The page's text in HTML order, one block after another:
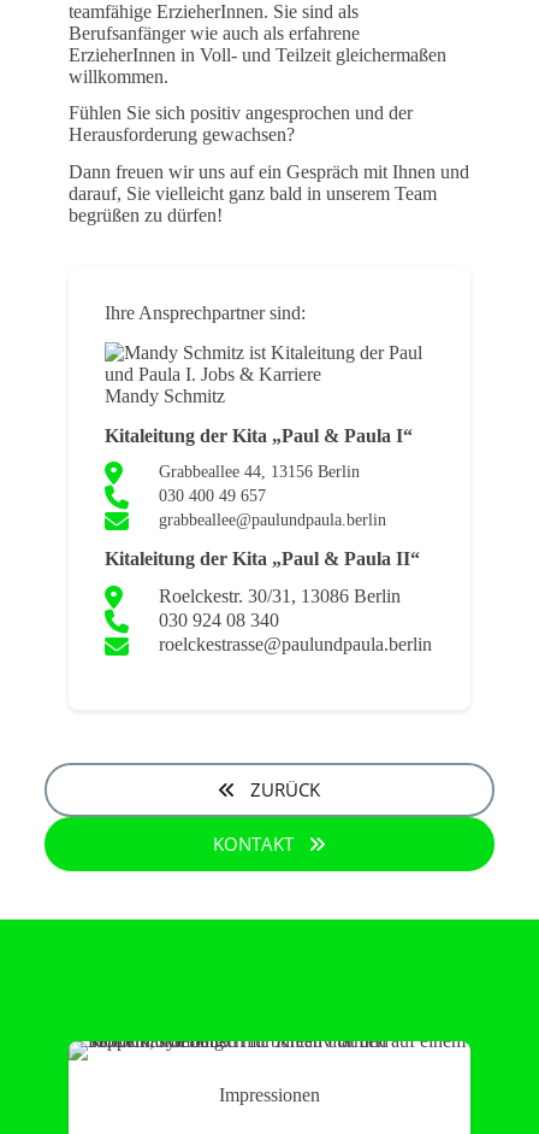
teamfähige ErzieherInnen. Sie sind als
Berufsanfänger wie auch als erfahrene
ErzieherInnen in Voll- und Teilzeit gleichermaßen
willkommen.
Fühlen Sie sich positiv angesprochen und der
Herausforderung gewachsen?
Dann freuen wir uns auf ein Gespräch mit Ihnen und
darauf, Sie vielleicht ganz bald in unserem Team
begrüßen zu dürfen!
Ihre Ansprechpartner sind:
Mandy Schmitz
Kitaleitung der Kita „Paul & Paula I“
Grabbeallee 44, 13156 Berlin
030 400 49 657
grabbeallee@paulundpaula.berlin
Kitaleitung der Kita „Paul & Paula II“
Roelckestr. 30/31, 13086 Berlin
030 924 08 340
roelckestrasse@paulundpaula.berlin
ZURÜCK
KONTAKT
Impressionen